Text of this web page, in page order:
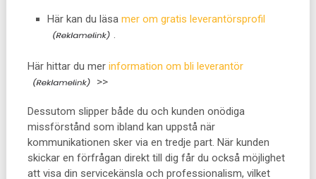
Här kan du läsamer om gratis leverantörsprofil
Här hittar du mer information om bli leverantör
>>
Dessutom slipper både du och kunden onödiga
missförstånd som ibland kan uppstå när
kommunikationen sker via en tredje part. När kunden
skickar en förfrågan direkt till dig får du också möjlighet
att visa din servicekänsla och professionalism, vilket